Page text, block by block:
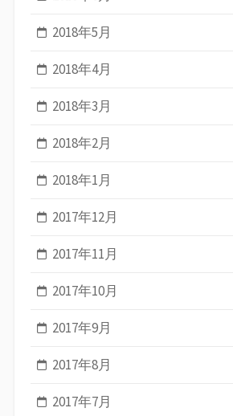
2018年5月
2018年4月
2018年3月
2018年2月
2018年1月
2017年12月
2017年11月
2017年10月
2017年9月
2017年8月
2017年7月